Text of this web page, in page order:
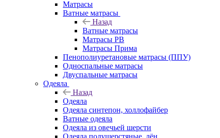
Матрасы
Ватные матрасы
Назад
Ватные матрасы
Матрасы РВ
Матрасы Прима
Пенополиуретановые матрасы (ППУ)
Односпальные матрасы
Двуспальные матрасы
Одеяла
Назад
Одеяла
Одеяла синтепон, холлофайбер
Ватные одеяла
Одеяла из овечьей шерсти
Одеяла полушерстяные, лён